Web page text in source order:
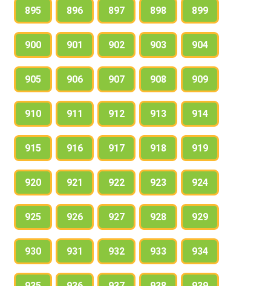
895 896 897 898 899
900 901 902 903 904
905 906 907 908 909
910 911 912 913 914
915 916 917 918 919
920 921 922 923 924
925 926 927 928 929
930 931 932 933 934